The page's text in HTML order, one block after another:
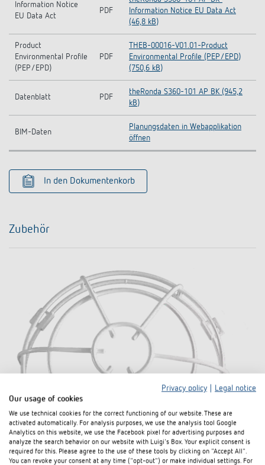
Information Notice
EU Data Act
PDF
Information Notice EU Data Act
(46,8 kB)
Product
Environmental Profile
(PEP/EPD)
PDF
THEB-00016-V01.01-Product
Environmental Profile (PEP/EPD)
(750,6 kB)
Datenblatt PDF
theRonda S360-101 AP BK (945,2
kB)
BIM-Daten
Planungsdaten in Webapplikation
öffnen
In den Dokumentenkorb
Zubehör
Privacy policy
Legal notice
Our usage of cookies
We use technical cookies for the correct functioning of our website. These are
activated automatically. For analysis purposes, we use the analysis tool Google
Analytics on this website, we use the Facebook pixel for advertising purposes and
analyze the search behavior on our website with Luigi's Box. Your explicit consent is
required for this. Please agree to the use of these tools by clicking on "Accept All".
You can revoke your consent at any time ("opt-out") or make individual settings. For